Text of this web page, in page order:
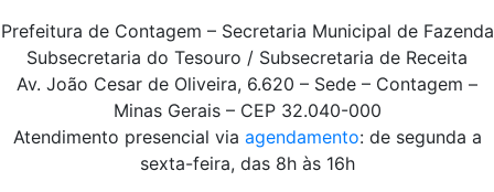
Prefeitura de Contagem – Secretaria Municipal de Fazenda
Subsecretaria do Tesouro / Subsecretaria de Receita
Av. João Cesar de Oliveira, 6.620 – Sede – Contagem –
Minas Gerais – CEP 32.040-000
Atendimento presencial via agendamento: de segunda a
sexta-feira, das 8h às 16h